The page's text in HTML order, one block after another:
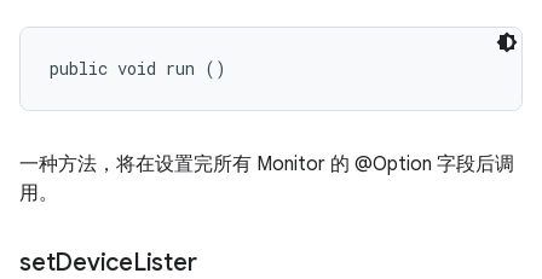
public void run ()
一种方法，将在设置完所有 Monitor 的 @Option 字段后调
用。
setDeviceLister